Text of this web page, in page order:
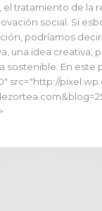
el tratamiento de la
social. Si
podríamos
una idea creativa,
sostenible. En este
src="http://